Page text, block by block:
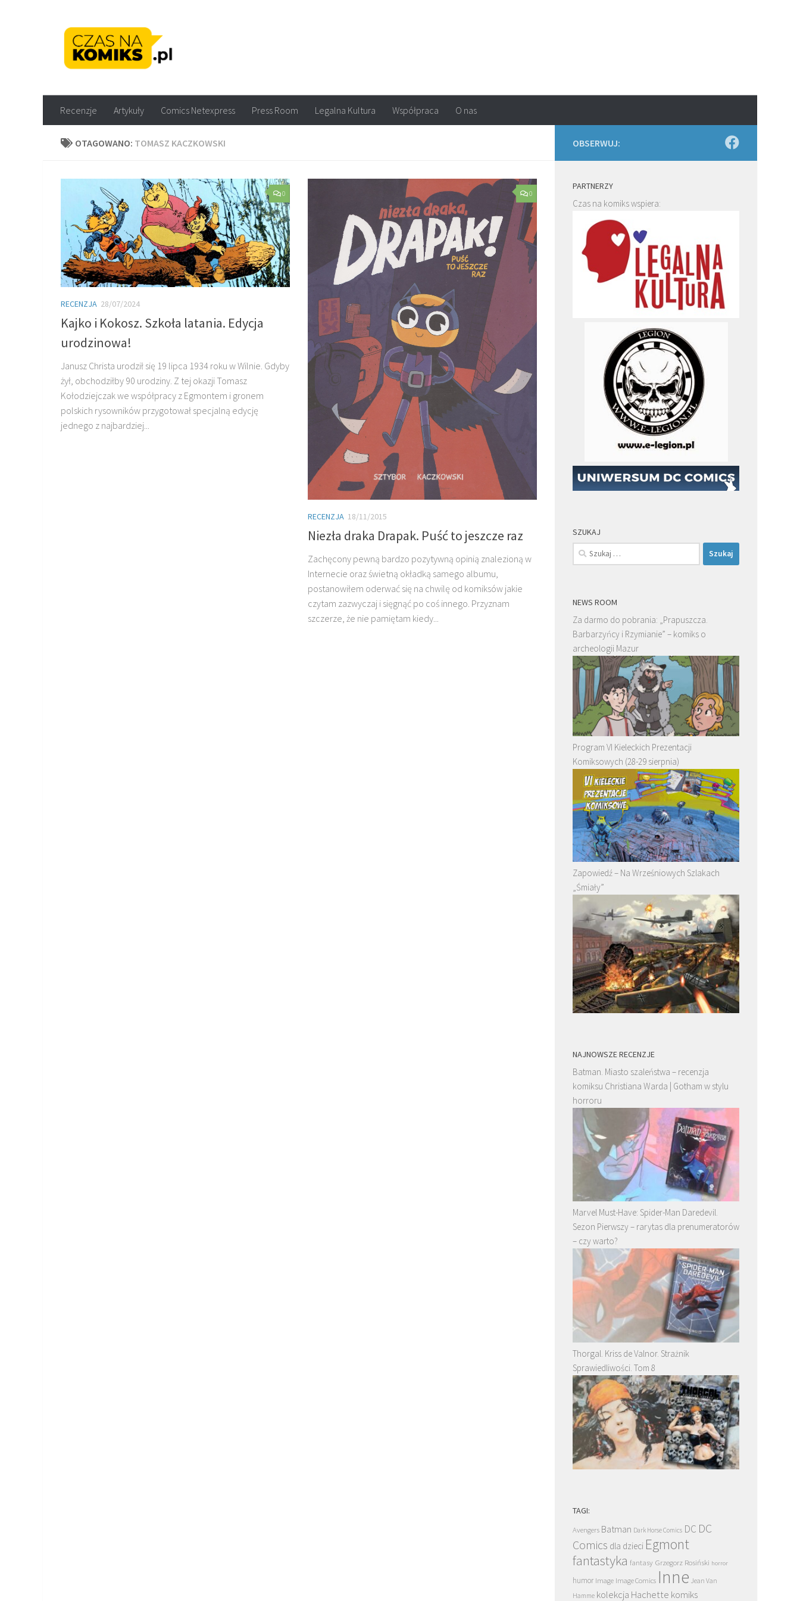
Recenzje Artykuły Comics Netexpress Press Room Legalna Kultura Współpraca O nas
OTAGOWANO: TOMASZ KACZKOWSKI
0
RECENZJA 28/07/2024
Kajko i Kokosz. Szkoła latania. Edycja
urodzinowa!
Janusz Christa urodził się 19 lipca 1934 roku w Wilnie. Gdyby
żył, obchodziłby 90 urodziny. Z tej okazji Tomasz
Kołodziejczak we współpracy z Egmontem i gronem
polskich rysowników przygotował specjalną edycję
jednego z najbardziej...
0
RECENZJA 18/11/2015
Niezła draka Drapak. Puść to jeszcze raz
Zachęcony pewną bardzo pozytywną opinią znalezioną w
Internecie oraz świetną okładką samego albumu,
postanowiłem oderwać się na chwilę od komiksów jakie
czytam zazwyczaj i sięgnąć po coś innego. Przyznam
szczerze, że nie pamiętam kiedy...
OBSERWUJ:
PARTNERZY
Czas na komiks wspiera:
SZUKAJ
Szukaj:
NEWS ROOM
Za darmo do pobrania: „Prapuszcza.
Barbarzyńcy i Rzymianie” – komiks o
archeologii Mazur
Program VI Kieleckich Prezentacji
Komiksowych (28-29 sierpnia)
Zapowiedź – Na Wrześniowych Szlakach
„Śmiały”
NAJNOWSZE RECENZJE
Batman. Miasto szaleństwa – recenzja
komiksu Christiana Warda | Gotham w stylu
horroru
Marvel Must-Have: Spider-Man Daredevil.
Sezon Pierwszy – rarytas dla prenumeratorów
– czy warto?
Thorgal. Kriss de Valnor. Strażnik
Sprawiedliwości. Tom 8
TAGI:
Avengers Batman Dark Horse Comics DC DC
Comics dla dzieci Egmont
fantastyka fantasy Grzegorz Rosiński horror
humor Image Image Comics Inne Jean Van
Hamme kolekcja Hachette komiks